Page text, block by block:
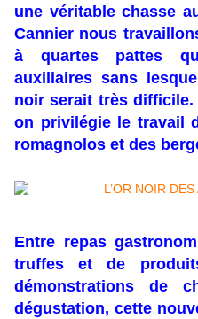
une véritable chasse
Cannier nous
à quartes pattes
auxiliaires sans
noir serait très difficile.
on privilégie le travail
romagnolos et des
Entre repas
truffes et de
démonstrations de
dégustation, cette